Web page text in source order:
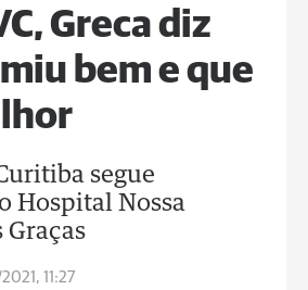
Greca diz
bem e que
segue
Hospital Nossa
Graças
11:27